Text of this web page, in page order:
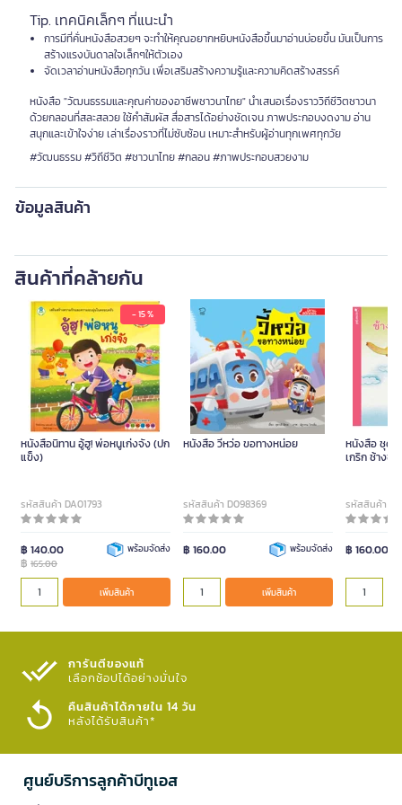
Tip. เทคนิคเล็กๆ ที่แนะนำ
การมีที่คั่นหนังสือสวยๆ จะทำให้คุณอยากหยิบหนังสือขึ้นมาอ่านบ่อยขึ้น มันเป็นการ
สร้างแรงบันดาลใจเล็กๆให้ตัวเอง
จัดเวลาอ่านหนังสือทุกวัน เพื่อเสริมสร้างความรู้และความคิดสร้างสรรค์
หนังสือ "วัฒนธรรมและคุณค่าของอาชีพชาวนาไทย" นำเสนอเรื่องราววิถีชีวิตชาวนา
ด้วยกลอนที่สละสลวย ใช้คำสัมผัส สื่อสารได้อย่างชัดเจน ภาพประกอบงดงาม อ่าน
สนุกและเข้าใจง่าย เล่าเรื่องราวที่ไม่ซับซ้อน เหมาะสำหรับผู้อ่านทุกเพศทุกวัย
#วัฒนธรรม #วิถีชีวิต #ชาวนาไทย #กลอน #ภาพประกอบสวยงาม
ข้อมูลสินค้า
สินค้าที่คล้ายกัน
- 15 %
หนังสือนิทาน อู้ฮู! พ่อหนูเก่งจัง (ปก
แข็ง)
รหัสสินค้า DA01793
฿ 140.00
฿ 165.00
พร้อมจัดส่ง
เพิ่มสินค้า
หนังสือ วี้หว่อ ขอทางหน่อย
รหัสสินค้า D098369
฿ 160.00 พร้อมจัดส่ง
เพิ่มสินค้า
หนังสือ ชุดนิ
เกริก ช้างข
รหัสสินค้า
฿ 160.00
การันตีของแท้
เลือกช้อปได้อย่างมั่นใจ​
คืนสินค้าได้ภายใน 14 วัน
หลังได้รับสินค้า*
ศูนย์บริการลูกค้าบีทูเอส